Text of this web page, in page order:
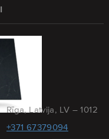
Rīga, Latvija, LV – 1012
+371 67379094